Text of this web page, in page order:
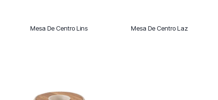
Mesa De Centro Lins Mesa De Centro Laz